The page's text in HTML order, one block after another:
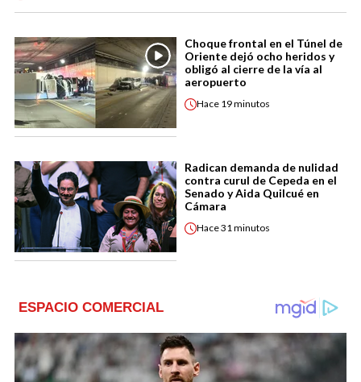
Choque frontal en el Túnel de
Oriente dejó ocho heridos y
obligó al cierre de la vía al
aeropuerto
Hace 19 minutos
Radican demanda de nulidad
contra curul de Cepeda en el
Senado y Aida Quilcué en
Cámara
Hace31 minutos